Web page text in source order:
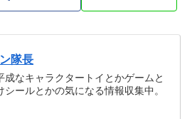
隊長
成なキャラクタートイとかゲームと
シールとかの気になる情報収集中。